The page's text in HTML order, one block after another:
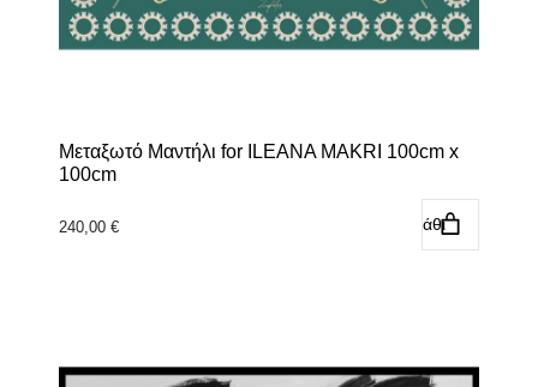
Μεταξωτό Μαντήλι for ILEANA MAKRI 100cm x
100cm
240,00 € Προσθήκη στο καλάθι
προϊόν